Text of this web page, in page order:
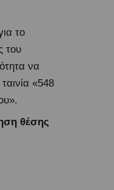
το
του
να
«548
θέσης